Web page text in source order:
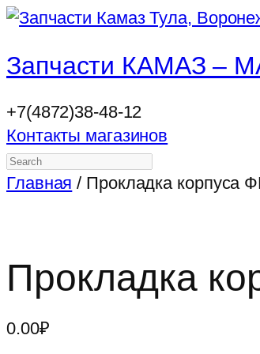
Запчасти КАМАЗ –
+7(4872)38-48-12
Контакты магазинов
Search
Главная / Прокладка корпуса
Прокладка
0.00₽